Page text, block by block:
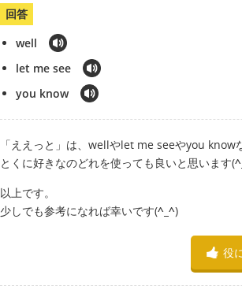
回答
well
let me see
you know
「ええっと」は、wellやlet me seeやyou know
とくに好きなのどれを使っても良いと思います(
以上です。
少しでも参考になれば幸いです(^_^)
役